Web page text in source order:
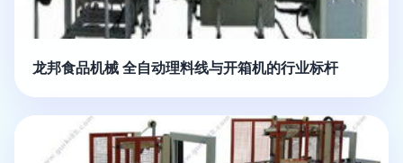
龙邦食品机械 全自动理料线与开箱机的行业标杆